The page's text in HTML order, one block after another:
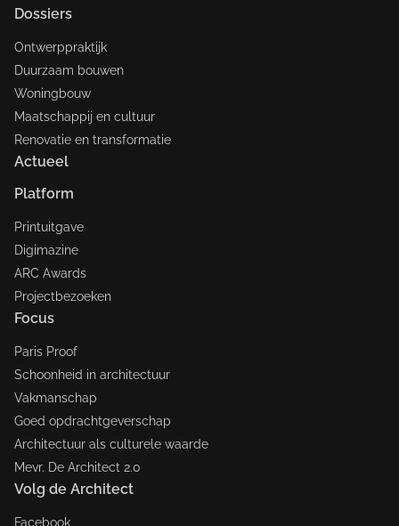
Dossiers
Ontwerppraktijk
Duurzaam bouwen
Woningbouw
Maatschappij en cultuur
Renovatie en transformatie
Actueel
Platform
Printuitgave
Digimazine
ARC Awards
Projectbezoeken
Focus
Paris Proof
Schoonheid in architectuur
Vakmanschap
Goed opdrachtgeverschap
Architectuur als culturele waarde
Mevr. De Architect 2.0
Volg de Architect
Facebook